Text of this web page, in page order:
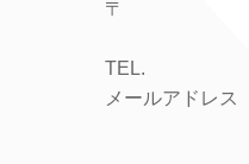
〒
TEL.
メールアドレス